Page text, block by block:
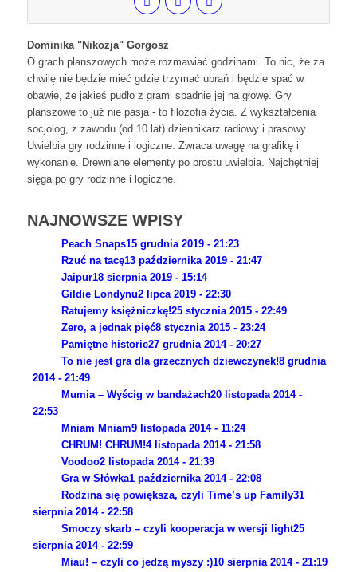
Dominika "Nikozja" Gorgosz
O grach planszowych może rozmawiać godzinami. To nic, że za
chwilę nie będzie mieć gdzie trzymać ubrań i będzie spać w
obawie, że jakieś pudło z grami spadnie jej na głowę. Gry
planszowe to już nie pasja - to filozofia życia. Z wykształcenia
socjolog, z zawodu (od 10 lat) dziennikarz radiowy i prasowy.
Uwielbia gry rodzinne i logiczne. Zwraca uwagę na grafikę i
wykonanie. Drewniane elementy po prostu uwielbia. Najchętniej
sięga po gry rodzinne i logiczne.
NAJNOWSZE WPISY
Peach Snaps15 grudnia 2019 - 21:23
Rzuć na tacę13 października 2019 - 21:47
Jaipur18 sierpnia 2019 - 15:14
Gildie Londynu2 lipca 2019 - 22:30
Ratujemy księżniczkę!25 stycznia 2015 - 22:49
Zero, a jednak pięć8 stycznia 2015 - 23:24
Pamiętne historie27 grudnia 2014 - 20:27
To nie jest gra dla grzecznych dziewczynek!8 grudnia
2014 - 21:49
Mumia – Wyścig w bandażach20 listopada 2014 -
22:53
Mniam Mniam9 listopada 2014 - 11:24
CHRUM! CHRUM!4 listopada 2014 - 21:58
Voodoo2 listopada 2014 - 21:39
Gra w Słówka1 października 2014 - 22:08
Rodzina się powiększa, czyli Time’s up Family31
sierpnia 2014 - 22:58
Smoczy skarb – czyli kooperacja w wersji light25
sierpnia 2014 - 22:59
Miau! – czyli co jedzą myszy :)10 sierpnia 2014 - 21:19